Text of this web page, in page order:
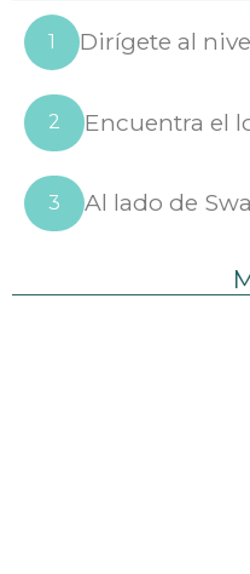
1 Dirígete al
2 Encuentra el
3 Al lado de